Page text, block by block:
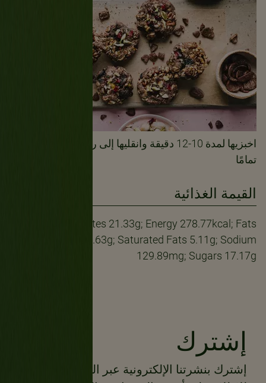
اخبزيها لمدة 10-12 دقيقة وانقليها إلى رف سلكي لتبرد
تمامًا
القيمة الغذائية
Carbohydrates 21.33g; Energy 278.77kcal; Fats
18.89g; Protein 7.63g; Saturated Fats 5.11g; Sodium
129.89mg; Sugars 17.17g
إشترك
إشترك بنشرتنا الإلكترونية عبر البريد الإلكتروني